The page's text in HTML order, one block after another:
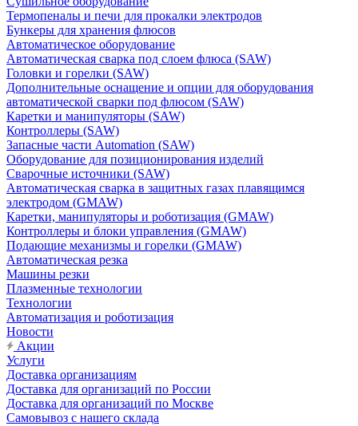
Термопеналы и печи для прокалки электродов
Бункеры для хранения флюсов
Автоматическое оборудование
Автоматическая сварка под слоем флюса (SAW)
Головки и горелки (SAW)
Дополнительные оснащение и опции для оборудования
автоматической сварки под флюсом (SAW)
Каретки и манипуляторы (SAW)
Контроллеры (SAW)
Запасные части Automation (SAW)
Оборудование для позиционирования изделий
Сварочные источники (SAW)
Автоматическая сварка в защитных газах плавящимся
электродом (GMAW)
Каретки, манипуляторы и роботизация (GMAW)
Контроллеры и блоки управления (GMAW)
Подающие механизмы и горелки (GMAW)
Автоматическая резка
Машины резки
Плазменные технологии
Технологии
Автоматизация и роботизация
Новости
Акции
Услуги
Доставка организациям
Доставка для организаций по России
Доставка для организаций по Москве
Самовывоз с нашего склада